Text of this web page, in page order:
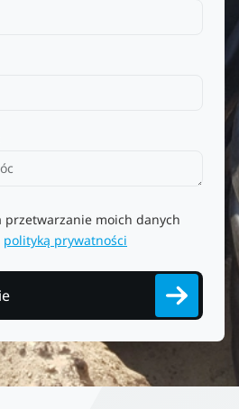
przetwarzanie moich danych
polityką prywatności